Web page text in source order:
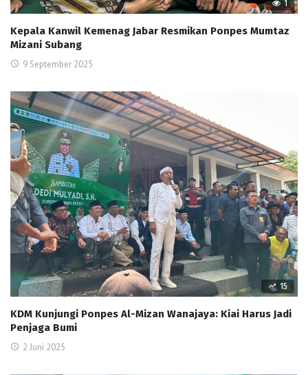
1
Kepala Kanwil Kemenag Jabar Resmikan Ponpes Mumtaz
Mizani Subang
9 September 2025
15
KDM Kunjungi Ponpes Al-Mizan Wanajaya: Kiai Harus Jadi
Penjaga Bumi
2 Juni 2025